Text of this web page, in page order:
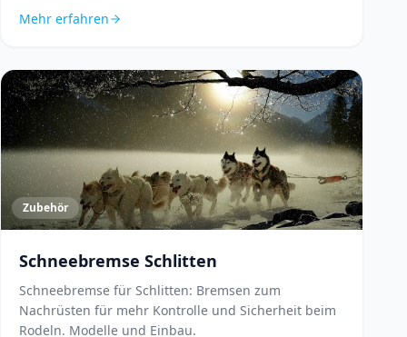
Mehr erfahren
Zubehör
Schneebremse Schlitten
Schneebremse für Schlitten: Bremsen zum
Nachrüsten für mehr Kontrolle und Sicherheit beim
Rodeln. Modelle und Einbau.